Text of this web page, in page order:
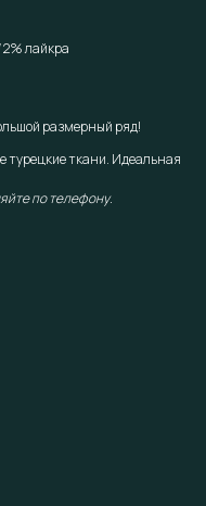
лайкра
размерный ряд!
турецкие ткани. Идеальная
по телефону.